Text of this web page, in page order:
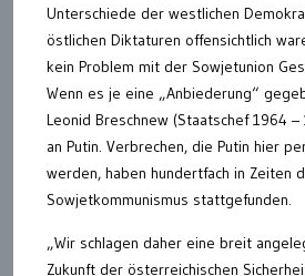
Unterschiede der westlichen
östlichen Diktaturen offensichtlich
kein Problem mit der Sowjetunion
Wenn es je eine „Anbiederung“
Leonid Breschnew (Staatschef 1964
an Putin. Verbrechen, die Putin hier
werden, haben hundertfach in Zeiten
Sowjetkommunismus stattgefunden.
„Wir schlagen daher eine breit
Zukunft der österreichischen